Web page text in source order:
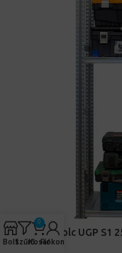
Salgó polc UGP S1
BoltSzűrő
0
KosárFiókom